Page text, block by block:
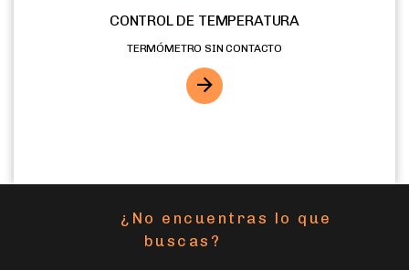
CONTROL DE TEMPERATURA
TERMÓMETRO SIN CONTACTO
¿No encuentras lo que
buscas?